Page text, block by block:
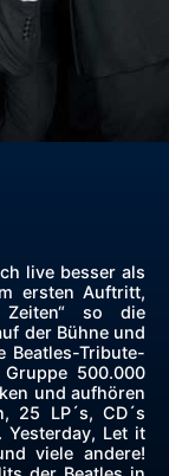
live besser als
ersten Auftritt,
Zeiten“ so die
der Bühne und
Beatles-Tribute-
500.000
und aufhören
25 LP´s, CD´s
Yesterday, Let it
viele andere!